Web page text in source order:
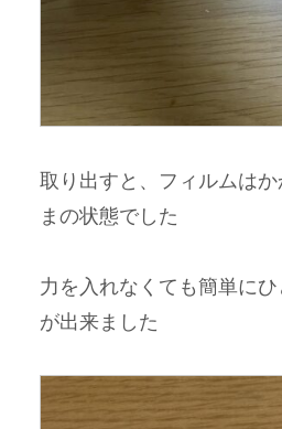
取り出すと、フィルムは
まの状態でした
力を入れなくても簡単に
が出来ました